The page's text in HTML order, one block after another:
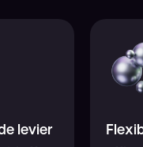
levier